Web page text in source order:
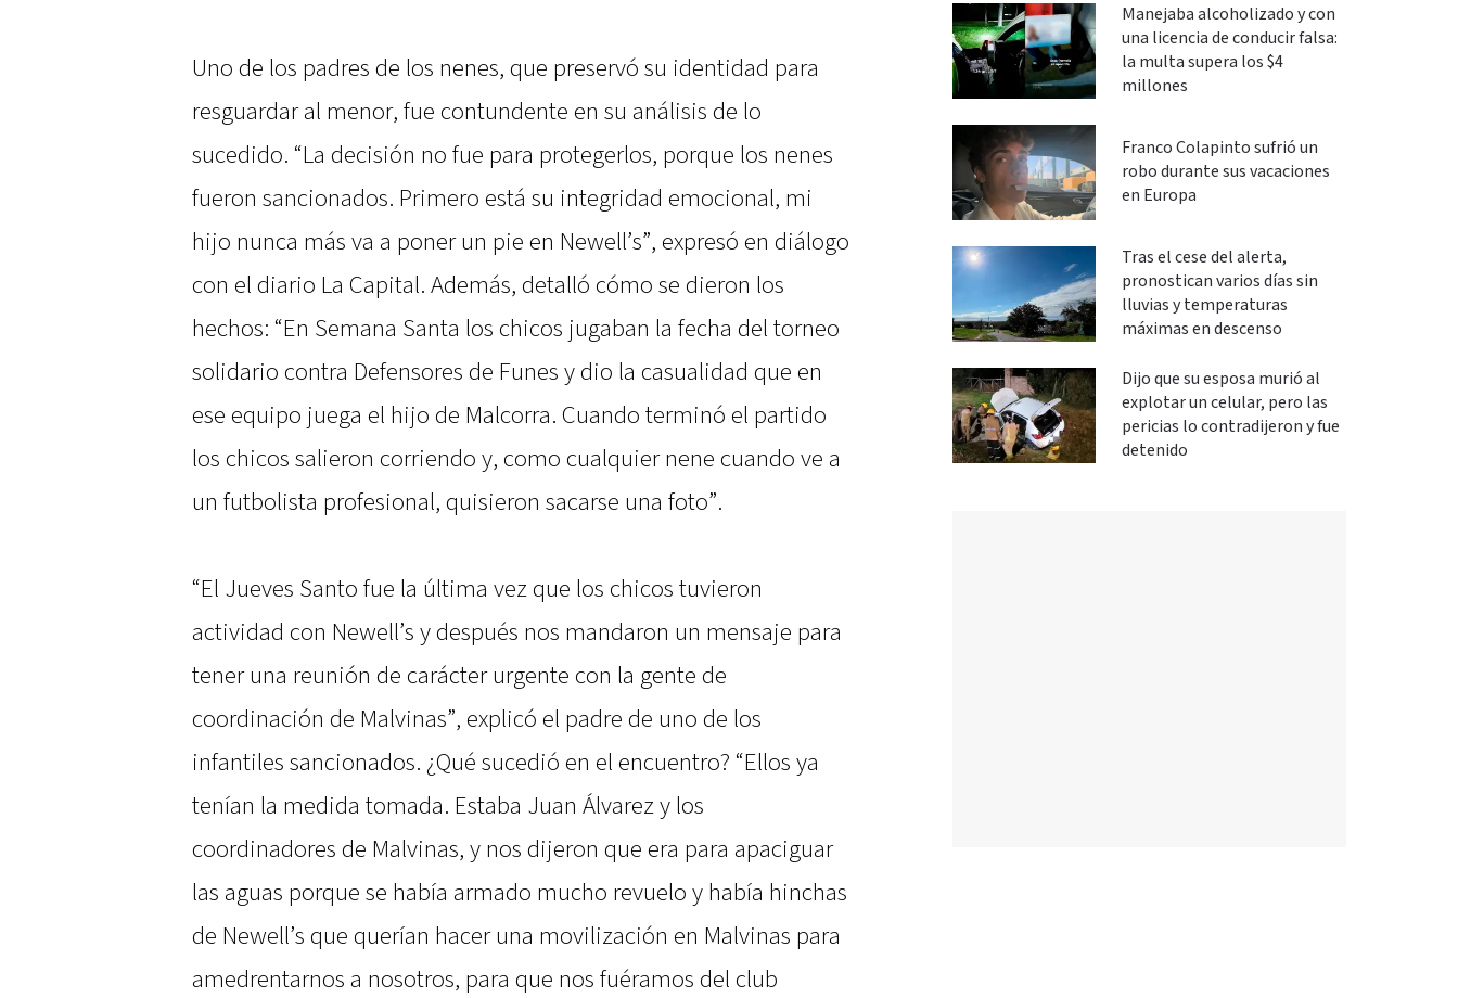
Uno de los padres de los nenes, que preservó su identidad para
resguardar al menor, fue contundente en su análisis de lo
sucedido. “La decisión no fue para protegerlos, porque los nenes
fueron sancionados. Primero está su integridad emocional, mi
hijo nunca más va a poner un pie en Newell’s”, expresó en diálogo
con el diario La Capital. Además, detalló cómo se dieron los
hechos: “En Semana Santa los chicos jugaban la fecha del torneo
solidario contra Defensores de Funes y dio la casualidad que en
ese equipo juega el hijo de Malcorra. Cuando terminó el partido
los chicos salieron corriendo y, como cualquier nene cuando ve a
un futbolista profesional, quisieron sacarse una foto”.
“El Jueves Santo fue la última vez que los chicos tuvieron
actividad con Newell’s y después nos mandaron un mensaje para
tener una reunión de carácter urgente con la gente de
coordinación de Malvinas”, explicó el padre de uno de los
infantiles sancionados. ¿Qué sucedió en el encuentro? “Ellos ya
tenían la medida tomada. Estaba Juan Álvarez y los
coordinadores de Malvinas, y nos dijeron que era para apaciguar
las aguas porque se había armado mucho revuelo y había hinchas
de Newell’s que querían hacer una movilización en Malvinas para
amedrentarnos a nosotros, para que nos fuéramos del club
Manejaba alcoholizado y con
una licencia de conducir falsa:
la multa supera los $4
millones
Franco Colapinto sufrió un
robo durante sus vacaciones
en Europa
Tras el cese del alerta,
pronostican varios días sin
lluvias y temperaturas
máximas en descenso
Dijo que su esposa murió al
explotar un celular, pero las
pericias lo contradijeron y fue
detenido